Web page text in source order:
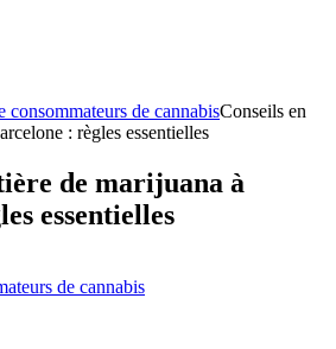
consommateurs de cannabisConseils en
: règles essentielles
de marijuana à
essentielles
de cannabis